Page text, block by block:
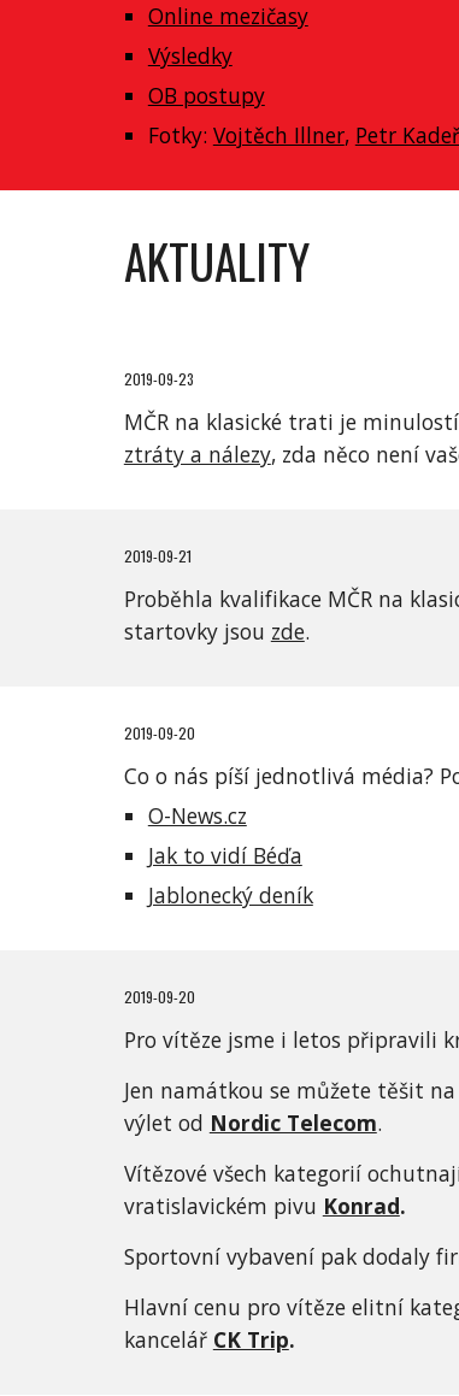
Online mezičasy
Výsledky
OB postupy
Fotky: Vojtěch Illner, Petr
AKTUALITY
2019-09-23
MČR na klasické trati je
ztráty a nálezy, zda něco není
2019-09-21
Proběhla kvalifikace MČR na
startovky jsou zde.
2019-09-20
Co o nás píší jednotlivá média?
O-News.cz
Jak to vidí Béďa
Jablonecký deník
2019-09-20
Pro vítěze jsme i letos připravili
Jen namátkou se můžete těšit
výlet od Nordic Telecom.
Vítězové všech kategorií
vratislavickém pivu Konrad.
Sportovní vybavení pak dodaly
Hlavní cenu pro vítěze elitní
kancelář CK Trip.